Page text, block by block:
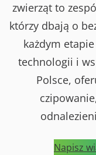
zwierząt to
którzy dbają o
każdym
technologii i
Polsce,
Napisz